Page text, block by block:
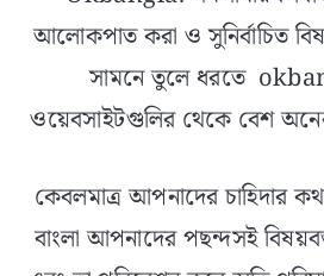
আলোকপাত করা ও সুনির্বাচিত
সামনে তুলে ধরতে
ওয়েবসাইটগুলির থেকে বেশ
কেবলমাত্র আপনাদের চাহিদার
বাংলা আপনাদের পছন্দসই